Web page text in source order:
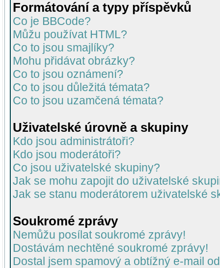
Formátování a typy příspěvků
Co je BBCode?
Můžu používat HTML?
Co to jsou smajlíky?
Mohu přidávat obrázky?
Co to jsou oznámení?
Co to jsou důležitá témata?
Co to jsou uzamčená témata?
Uživatelské úrovně a skupiny
Kdo jsou administrátoři?
Kdo jsou moderátoři?
Co jsou uživatelské skupiny?
Jak se mohu zapojit do uživatelské
Jak se stanu moderátorem uživatelské
Soukromé zprávy
Nemůžu posílat soukromé zprávy!
Dostávám nechtěné soukromé zprávy!
Dostal jsem spamový a obtížný e-mail